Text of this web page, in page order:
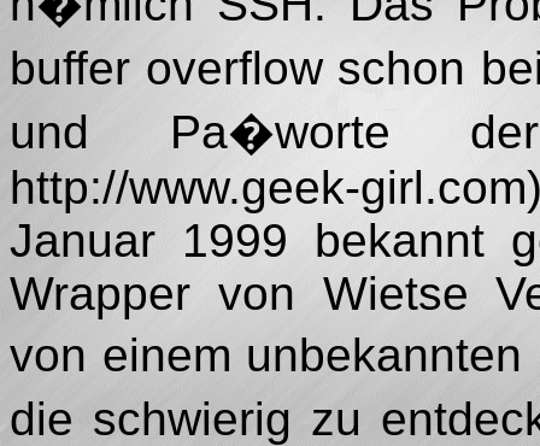
buffer overflow schon
und Pa�worte der
http://www.geek-
Januar 1999 bekannt
Wrapper von Wietse
von einem
die schwierig zu